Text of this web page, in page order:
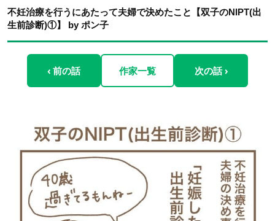
不妊治療を行うにあたって夫婦で決めたこと【双子のNIPT(出
生前診断)①】 by ポン子
‹ 前の話 作家一覧 次の話 ›